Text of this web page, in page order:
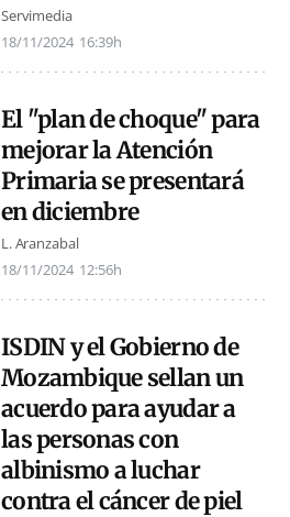
Servimedia
18/11/2024 16:39h
El "plan de choque" para
mejorar la Atención
Primaria se presentará
en diciembre
L. Aranzabal
18/11/2024 12:56h
ISDIN y el Gobierno de
Mozambique sellan un
acuerdo para ayudar a
las personas con
albinismo a luchar
contra el cáncer de piel